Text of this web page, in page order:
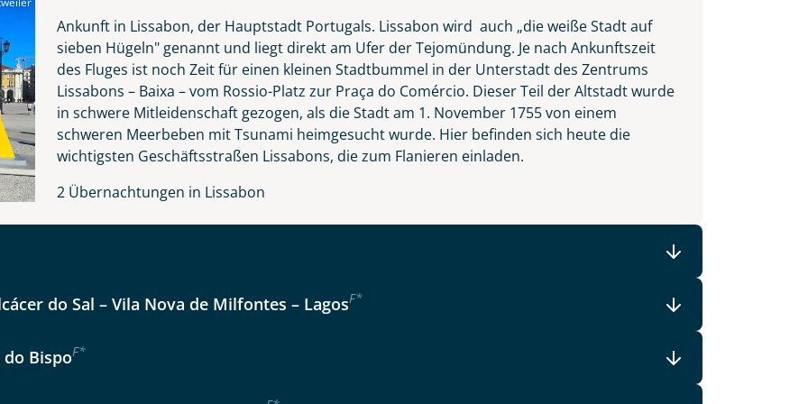
WhatsApp
wählen
Ankunft in Lissabon, der Hauptstadt Portugals. Lissabon wird auch „die weiße Stadt auf
sieben Hügeln" genannt und liegt direkt am Ufer der Tejomündung. Je nach Ankunftszeit
des Fluges ist noch Zeit für einen kleinen Stadtbummel in der Unterstadt des Zentrums
Lissabons – Baixa – vom Rossio-Platz zur Praça do Comércio. Dieser Teil der Altstadt wurde
in schwere Mitleidenschaft gezogen, als die Stadt am 1. November 1755 von einem
schweren Meerbeben mit Tsunami heimgesucht wurde. Hier befinden sich heute die
wichtigsten Geschäftsstraßen Lissabons, die zum Flanieren einladen.
2 Übernachtungen in Lissabon
do Sal – Vila Nova de Milfontes – LagosF*
do BispoF*
Telefon